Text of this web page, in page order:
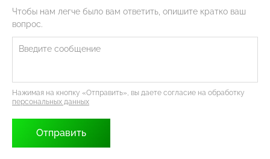
Чтобы нам легче было вам ответить, опишите кратко ваш
вопрос.
Нажимая на кнопку «Отправить», вы даете согласие на обработку
персональных данных